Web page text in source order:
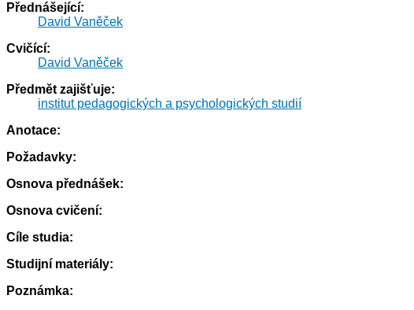
Přednášející:
David Vaněček
Cvičící:
David Vaněček
Předmět zajišťuje:
institut pedagogických a psychologických studií
Anotace:
Požadavky:
Osnova přednášek:
Osnova cvičení:
Cíle studia:
Studijní materiály:
Poznámka: